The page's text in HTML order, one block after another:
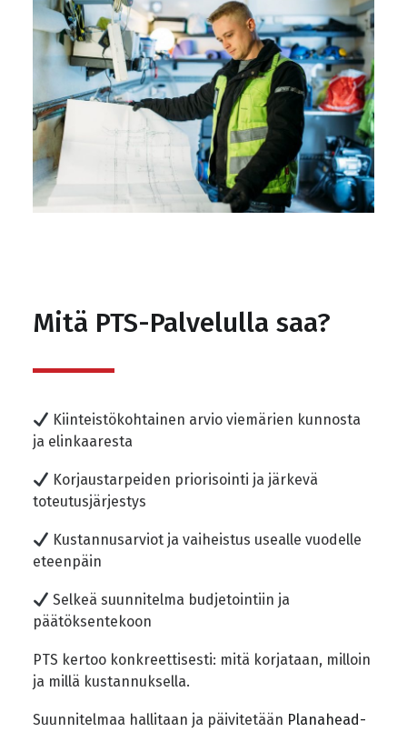
Mitä PTS-Palvelulla saa?
Kiinteistökohtainen arvio viemärien kunnosta
ja elinkaaresta
Korjaustarpeiden priorisointi ja järkevä
toteutusjärjestys
Kustannusarviot ja vaiheistus usealle vuodelle
eteenpäin
Selkeä suunnitelma budjetointiin ja
päätöksentekoon
PTS kertoo konkreettisesti: mitä korjataan, milloin
ja millä kustannuksella.
Suunnitelmaa hallitaan ja päivitetään Planahead-